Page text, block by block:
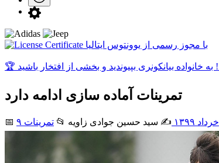
با مجوز رسمی از یوونتوس ایتالیا
تمرینات آماده سازی ادامه دارد
📅 ۹ خرداد ۱۳۹۹ ✍️ سید حسین جوادی زاويه 📂 تمرینات